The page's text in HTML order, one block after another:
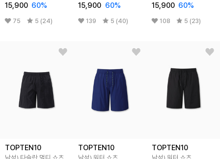
15,900 60%
75 5 (24)
15,900 60%
139 5 (40)
15,900 60%
108 5 (23)
TOPTEN10 TOPTEN10 TOPTEN10